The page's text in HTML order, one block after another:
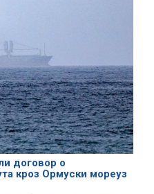
договор о
кроз Ормуски мореуз